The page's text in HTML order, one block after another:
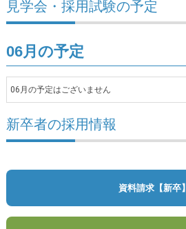
見学会・採用試験の予定
06月の予定
06月の予定はございません
新卒者の採用情報
資料請求【新卒】